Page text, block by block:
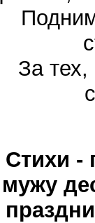
За тех,
Стихи -
мужу